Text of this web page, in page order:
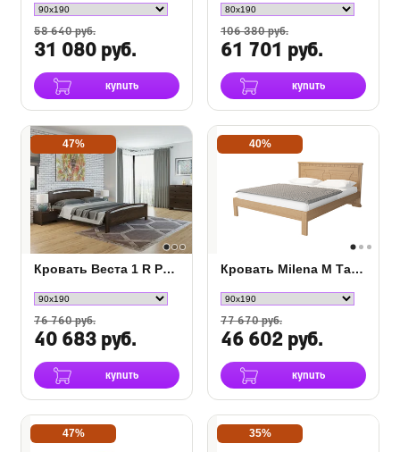
58 640 руб.
31 080 руб.
купить
106 380 руб.
61 701 руб.
купить
47%
Кровать Веста 1 R Райтон сосна
76 760 руб.
40 683 руб.
купить
40%
Кровать Milena М Тахта Сосна
77 670 руб.
46 602 руб.
купить
47% 35%